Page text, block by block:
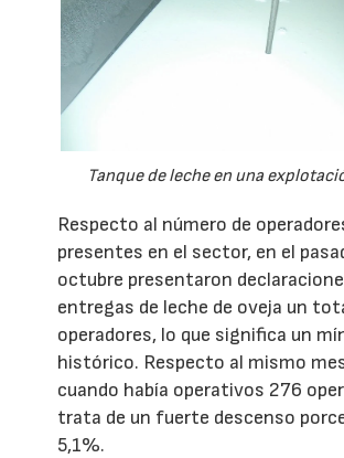
Tanque de leche en una
Respecto al número de
presentes en el sector, en el
octubre presentaron
entregas de leche de oveja un
operadores, lo que significa un
histórico. Respecto al mismo
cuando había operativos 276
trata de un fuerte descenso
5,1%.